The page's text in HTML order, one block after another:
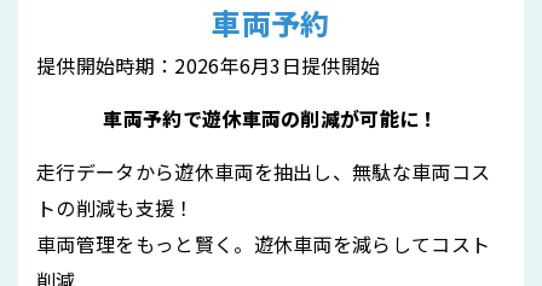
車両予約
提供開始時期：2026年6月3日提供開始
車両予約で遊休車両の削減が可能に！
走行データから遊休車両を抽出し、無駄な車両コス
トの削減も支援！
車両管理をもっと賢く。遊休車両を減らしてコスト
削減